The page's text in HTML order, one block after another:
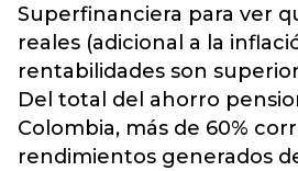
Superfinanciera para ver
reales (adicional a la
rentabilidades son
Del total del ahorro
Colombia, más de 60%
rendimientos generados